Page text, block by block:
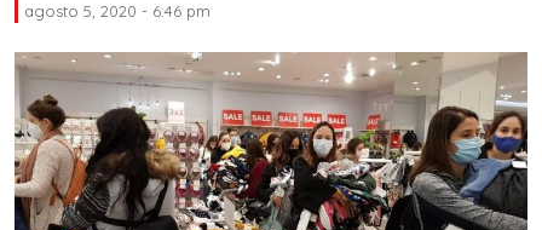
agosto 5, 2020 - 6:46 pm